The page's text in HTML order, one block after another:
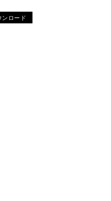
ンロード
cms/wp-content/themes/u-